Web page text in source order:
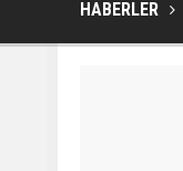
HABERLER